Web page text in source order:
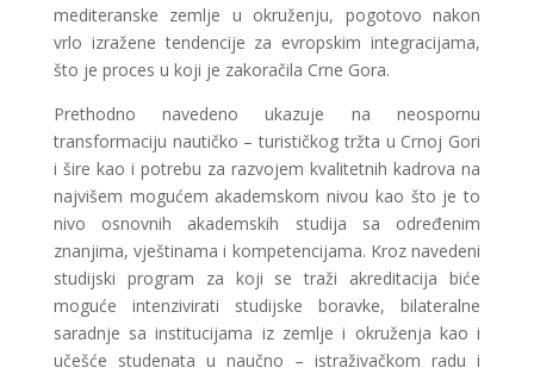
mediteranske zemlje u okruženju, pogotovo nakon
vrlo izražene tendencije za evropskim integracijama,
što je proces u koji je zakoračila Crne Gora.
Prethodno navedeno ukazuje na neospornu
transformaciju nautičko – turističkog tržta u Crnoj Gori
i šire kao i potrebu za razvojem kvalitetnih kadrova na
najvišem mogućem akademskom nivou kao što je to
nivo osnovnih akademskih studija sa određenim
znanjima, vještinama i kompetencijama. Kroz navedeni
studijski program za koji se traži akreditacija biće
moguće intenzivirati studijske boravke, bilateralne
saradnje sa institucijama iz zemlje i okruženja kao i
učešće studenata u naučno – istraživačkom radu i